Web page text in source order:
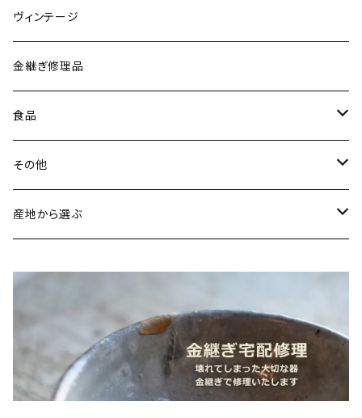
唐木田窯（松代焼／長野）
古谷製陶所（信楽焼／滋賀）
山内卓夫（信楽焼／滋賀）
常陸窯いそべ陶苑（笠間焼／茨城）
リング
イヤリング・ピアス
ヘアアクセサリー
スカーフリング
ストラップ
ヴィンテージ
金継ぎ修理品
食品
魚介類
鯛
野菜
梅干し
麺類
パスタ
その他
書籍・雑誌
蜜蝋ワックス
アロマストーン
産地から選ぶ
青森県